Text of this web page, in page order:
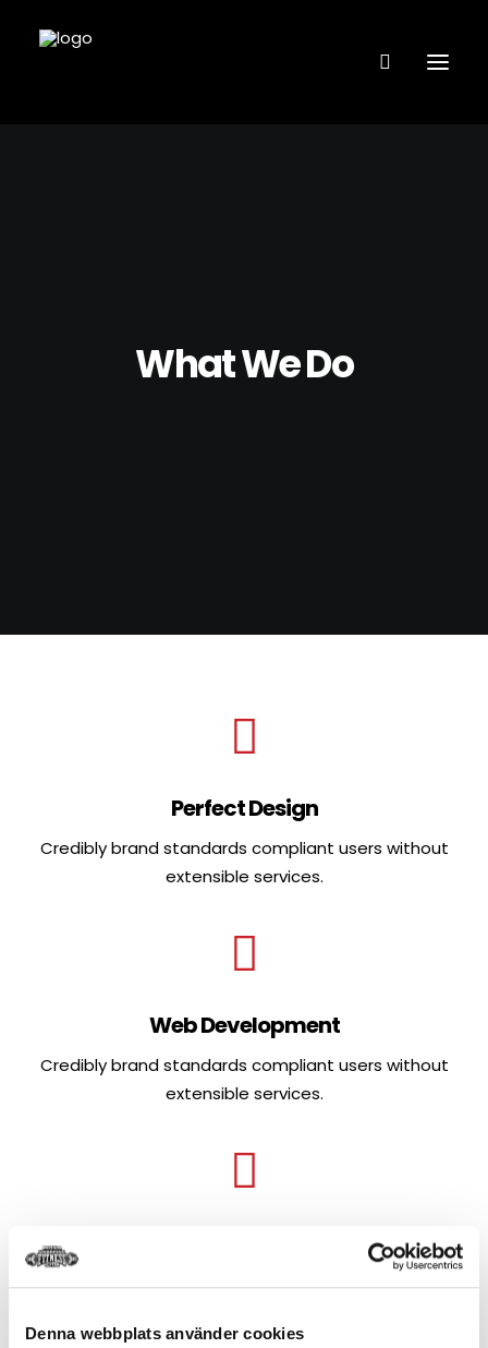
Denna webbplats använder cookies
BUTIK – KÖP MED KLARNA
BOKA TJÄNST
What We Do
Perfect Design
Credibly brand standards compliant users without
extensible services.
Web Development
Credibly brand standards compliant users without
extensible services.
Credibly brand standards compliant users without